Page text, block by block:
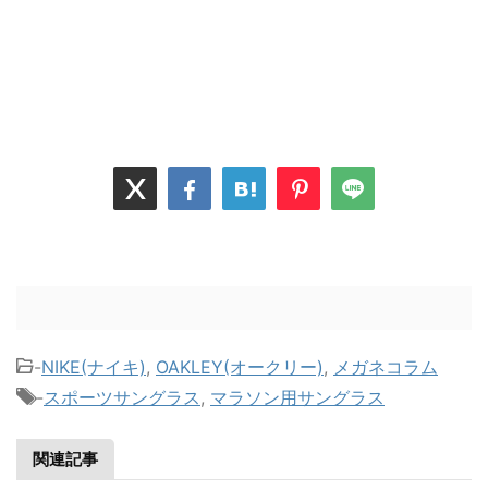
-NIKE(ナイキ) , OAKLEY(オークリー) , メガネコラム
-スポーツサングラス , マラソン用サングラス
関連記事